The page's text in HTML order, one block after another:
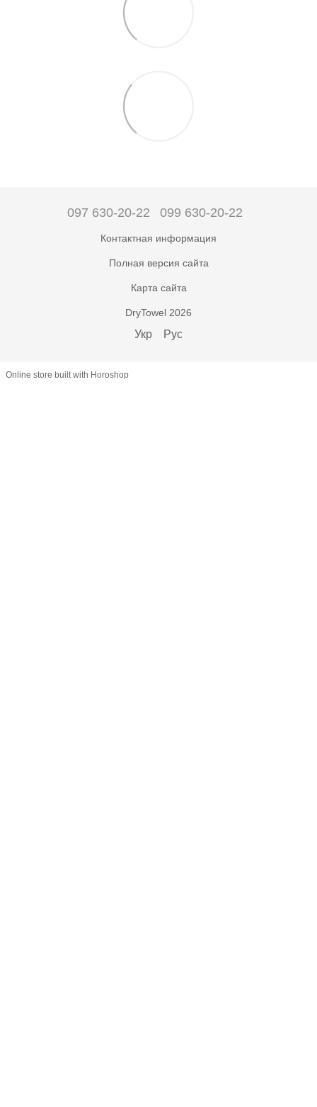
097 630-20-22 099 630-20-22
Контактная информация
Полная версия сайта
Карта сайта
DryTowel 2026
Укр Рус
Online store built with Horoshop